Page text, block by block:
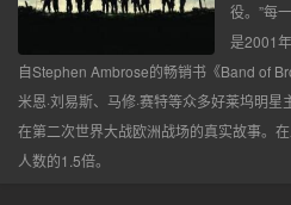
役。”每
是2001
自Stephen Ambrose的畅销书《Band of
米恩·刘易斯、马修·赛特等众多好莱坞明
在第二次世界大战欧洲战场的真实故事。
人数的1.5倍。